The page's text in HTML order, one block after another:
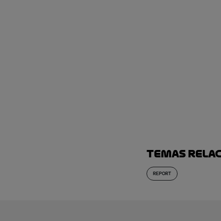
Temas
REPORT